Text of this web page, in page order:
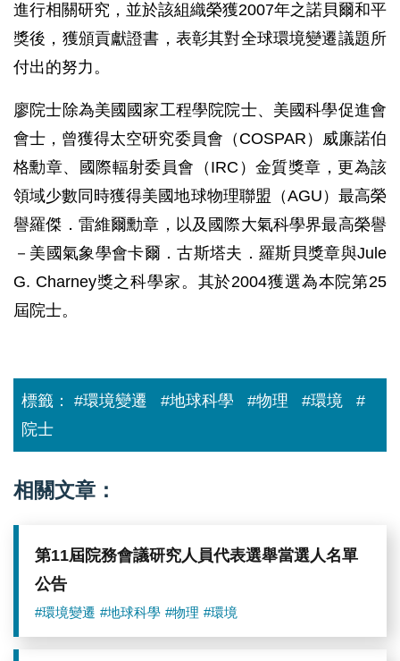
進行相關研究，並於該組織榮獲2007年之諾貝爾和平
獎後，獲頒貢獻證書，表彰其對全球環境變遷議題所
付出的努力。
廖院士除為美國國家工程學院院士、美國科學促進會
會士，曾獲得太空研究委員會（COSPAR）威廉諾伯
格勳章、國際輻射委員會（IRC）金質獎章，更為該
領域少數同時獲得美國地球物理聯盟（AGU）最高榮
譽羅傑．雷維爾勳章，以及國際大氣科學界最高榮譽
－美國氣象學會卡爾．古斯塔夫．羅斯貝獎章與Jule
G. Charney獎之科學家。其於2004獲選為本院第25
屆院士。
標籤： #環境變遷 #地球科學 #物理 #環境
#
院士
相關文章：
第11屆院務會議研究人員代表選舉當選人名單
公告
#環境變遷 #地球科學 #物理 #環境